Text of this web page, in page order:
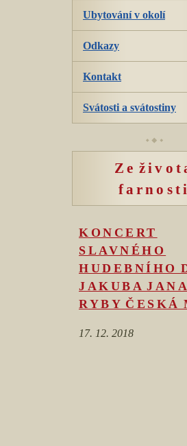
Ubytování v okolí
Odkazy
Kontakt
Svátosti a svátostiny
Ze
farnosti
KONCERT
SLAVNÉHO
HUDEBNÍHO
JAKUBA JANA
RYBY ČESKÁ
17. 12. 2018